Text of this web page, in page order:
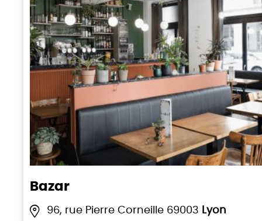
Bazar
96, rue Pierre Corneille 69003 Lyon